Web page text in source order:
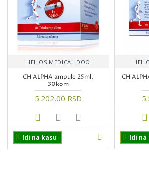
HELIOS MEDICAL DOO
CH ALPHA ampule 25ml,
30kom
5.202,00 RSD
Idi na kasu
CH
Idi na